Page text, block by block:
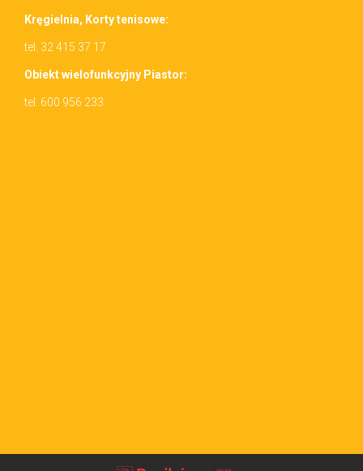
Kręgiel­nia, Korty tenisowe:
tel. 32 415 37 17
Obiekt wielo­funkcyjny Piastor:
tel. 600 956 233